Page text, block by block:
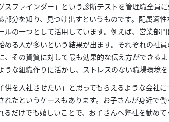
スファインダー」という診断テストを管理職全員
部分を知り、見つけ出すというものです。配属適
ルの一つとして活用しています。例えば、営業部
める人が多いという結果が出ます。それぞれの社
、その資質に対して最も効果的な伝え方ができる
うな組織作りに活かし、ストレスのない職場環境を
供を入社させたい」と思ってもらえるような会社
れたというケースもあります。お子さんが身近で
るだけでも嬉しいことで、お子さんへ弊社を勧め